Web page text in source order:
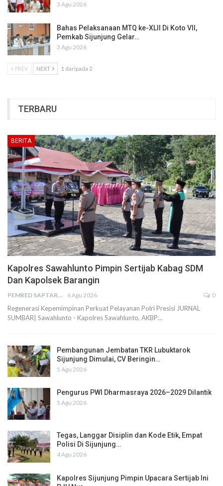
3 Agu 2026
Bahas Pelaksanaan MTQ ke-XLII Di Koto VII,
Pemkab Sijunjung Gelar…
3 Agu 2026
PREV NEXT 1 daripada 2
TERBARU
BERITA
Kapolres Sawahlunto Pimpin Sertijab Kabag SDM
Dan Kapolsek Barangin
PEMRED SAPTARIUS 6 Agu 2026 0
Regenerasi Kepemimpinan Perkuat Pelayanan Polri Presisi JURNAL
SUMBAR| Sawahlunto - Kapolres Sawahlunto, AKBP…
Pembangunan Jembatan TKR Lubuktarok
Sijunjung Dimulai, CV Beringin…
5 Agu 2026
Pengurus PWI Dharmasraya 2026–2029 Dilantik
5 Agu 2026
Tegas, Langgar Disiplin dan Kode Etik, Empat
Polisi Di Sijunjung…
4 Agu 2026
Kapolres Sijunjung Pimpin Upacara Sertijab Ini